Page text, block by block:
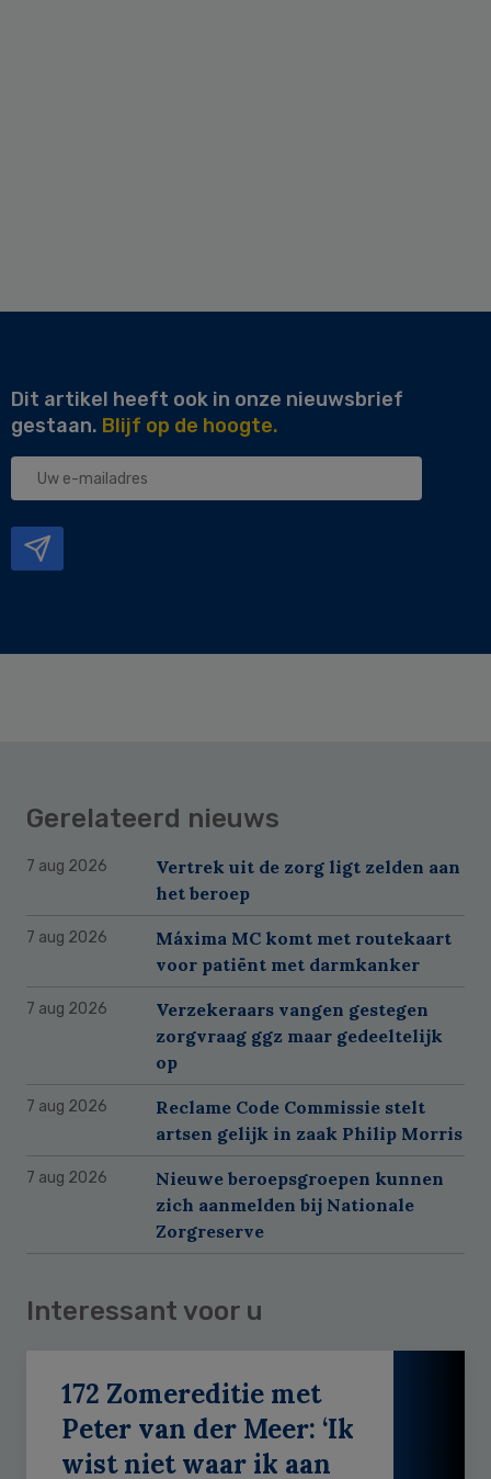
Dit artikel heeft ook in onze nieuwsbrief
gestaan. Blijf op de hoogte.
Uw
Gerelateerd nieuws
7 aug 2026
Vertrek uit de zorg ligt zelden aan
het beroep
7 aug 2026
Máxima MC komt met routekaart
voor patiënt met darmkanker
7 aug 2026
Verzekeraars vangen gestegen
zorgvraag ggz maar gedeeltelijk
op
7 aug 2026
Reclame Code Commissie stelt
artsen gelijk in zaak Philip Morris
7 aug 2026
Nieuwe beroepsgroepen kunnen
zich aanmelden bij Nationale
Zorgreserve
Interessant voor u
172 Zomereditie met
Peter van der Meer: ‘Ik
wist niet waar ik aan